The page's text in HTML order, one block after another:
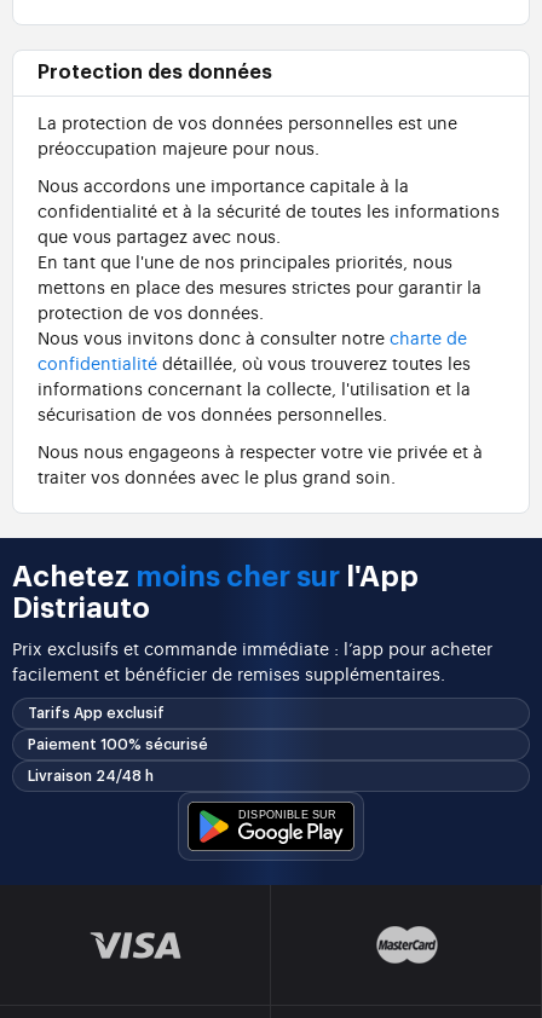
Protection des données
La protection de vos données personnelles est une
préoccupation majeure pour nous.
Nous accordons une importance capitale à la
confidentialité et à la sécurité de toutes les informations
que vous partagez avec nous.
En tant que l'une de nos principales priorités, nous
mettons en place des mesures strictes pour garantir la
protection de vos données.
Nous vous invitons donc à consulter notre charte de
confidentialité détaillée, où vous trouverez toutes les
informations concernant la collecte, l'utilisation et la
sécurisation de vos données personnelles.
Nous nous engageons à respecter votre vie privée et à
traiter vos données avec le plus grand soin.
Achetez moins cher sur l'App
Distriauto
Prix exclusifs et commande immédiate : l’app pour acheter
facilement et bénéficier de remises supplémentaires.
Tarifs App exclusif
Paiement 100% sécurisé
Livraison 24/48 h